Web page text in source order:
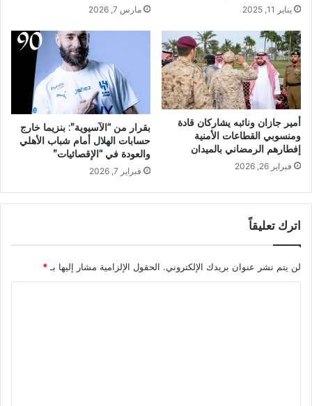
يناير 11, 2025 مارس 7, 2026
أمير جازان ونائبه يشاركان قادة
ومنسوبي القطاعات الأمنية
إفطارهم الرمضاني بالميدان
فبراير 26, 2026
بقرار من “الآسيوية”: بنزيما خارج
حسابات الهلال أمام شباب الأهلي
والعودة في “الإقصائيات”
فبراير 7, 2026
اترك تعليقاً
لن يتم نشر عنوان بريدك الإلكتروني. الحقول الإلزامية مشار إليها بـ *